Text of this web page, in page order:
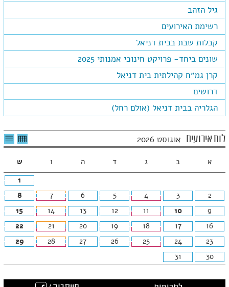
גיל הזהב
רשימת האירועים
קבלות שבת בבית דניאל
שונים ביחד- פרויקט חינוכי אמנותי 2025
קרן גמ״ח קהילתית בית דניאל
דרושים
הגלריה בבית דניאל (אולם רחל)
לוח אירועים אוגוסט 2026 לצפיה
בטבלה
א ב ג ד ה ו
ש
1
2
3
4
5
6
7
8
9
10
11
12
13
14
15
16
17
18
19
20
21
22
23
24
25
26
27
28
29
30
31